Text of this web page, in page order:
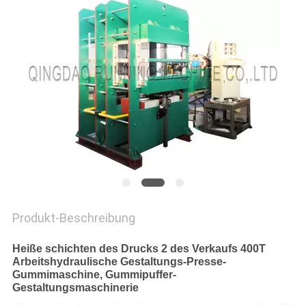
SITEMAP
POLICY
Produkt-Beschreibung
Heiße schichten des Drucks 2 des Verkaufs 400T
Arbeitshydraulische Gestaltungs-Presse-
Gummimaschine, Gummipuffer-
Gestaltungsmaschinerie